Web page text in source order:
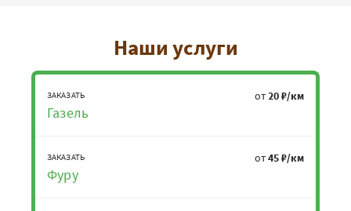
Наши услуги
ЗАКАЗАТЬ
Газель
от20 ₽/км
ЗАКАЗАТЬ
Фуру
от45 ₽/км